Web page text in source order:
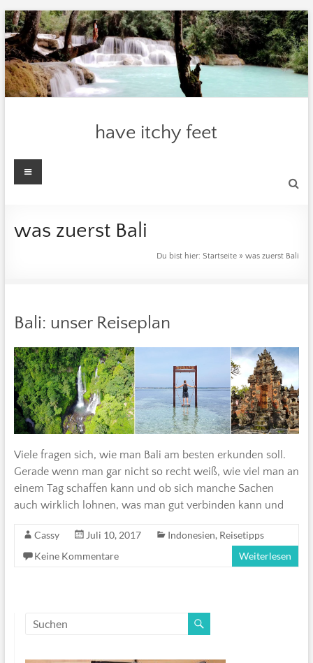
Zum
Inhalt
springen
have itchy feet
Menü
was zuerst Bali
Du bist hier:Startseite »was zuerst Bali
Bali: unser Reiseplan
Viele fragen sich, wie man Bali am besten erkunden soll.
Gerade wenn man gar nicht so recht weiß, wie viel man an
einem Tag schaffen kann und ob sich manche Sachen
auch wirklich lohnen, was man gut verbinden kann und
Cassy Juli 10, 2017 Indonesien, Reisetipps
Keine Kommentare
Weiterlesen